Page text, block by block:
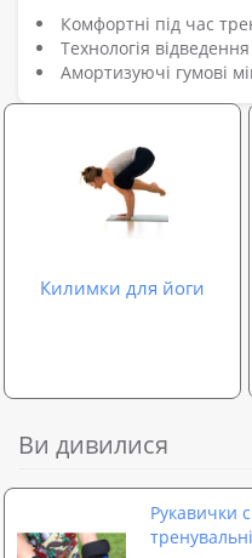
Комфортні під час
Технологія
Амортизуючі гумові
Килимки для йоги
Ви дивилися
Рукавички